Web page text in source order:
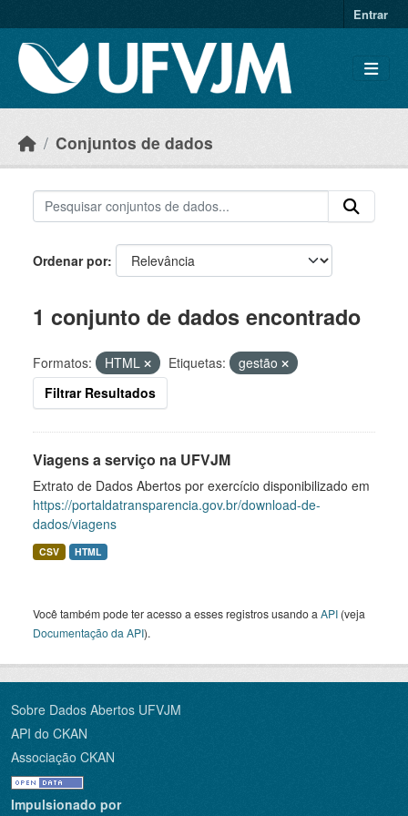
Entrar
Conjuntos de dados
Ordenar por
1 conjunto de dados encontrado
Formatos: HTML Etiquetas:
gestão
Filtrar Resultados
Viagens a serviço na UFVJM
Extrato de Dados Abertos por exercício disponibilizado em
https://portaldatransparencia.gov.br/download-de-
dados/viagens
CSV HTML
Você também pode ter acesso a esses registros usando a API (veja
Documentação da API).
Sobre Dados Abertos UFVJM
API do CKAN
Associação CKAN
Impulsionado por